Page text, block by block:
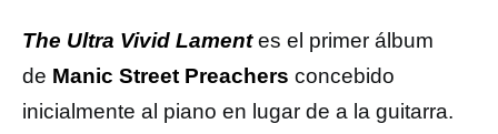
The Ultra Vivid Lamentes el primer álbum
de Manic Street Preachers concebido
inicialmente al piano en lugar de a la guitarra.